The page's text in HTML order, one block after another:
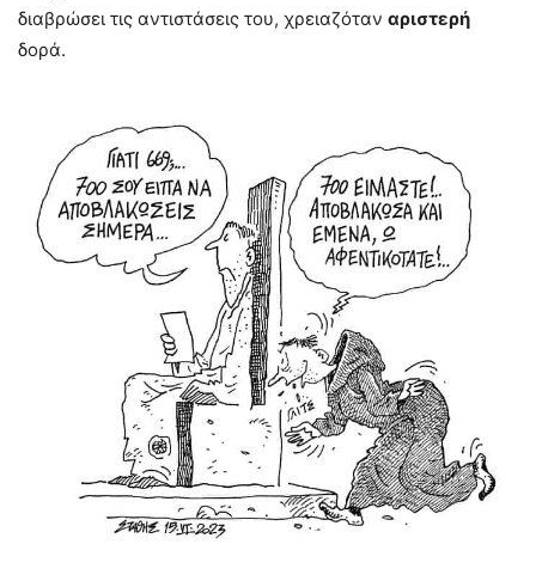
διαβρώσει τις αντιστάσεις του, χρειαζόταν αριστερή
δορά.